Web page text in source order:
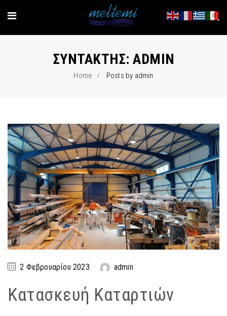
ΣΥΝΤΆΚΤΗΣ: ADMIN
Home Posts by admin
2 Φεβρουαρίου 2023 admin
Κατασκευή Καταρτιών